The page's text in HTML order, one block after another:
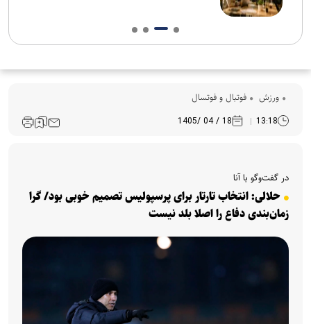
ورزش فوتبال و فوتسال
13:18
18 / 04 /1405
در گفت‌وگو با آنا
حلالی: انتخاب تارتار برای پرسپولیس تصمیم خوبی بود/ گرا
زمان‌بندی دفاع را اصلا بلد نیست